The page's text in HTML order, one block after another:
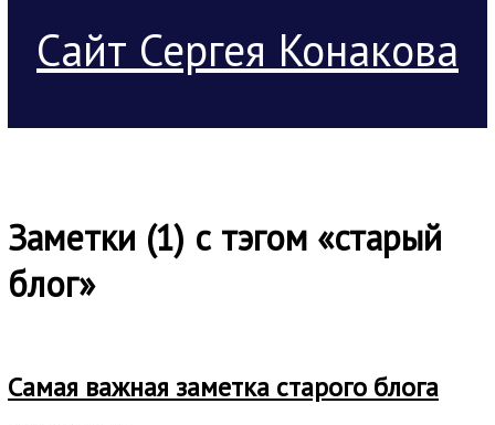
Сайт Сергея Конакова
Заметки (1) с тэгом «старый
блог»
Самая важная заметка старого блога